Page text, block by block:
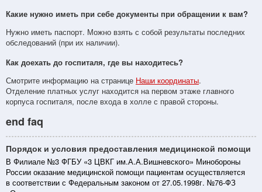
Какие нужно иметь при себе документы при обращении к вам?
Нужно иметь паспорт. Можно взять с собой результаты последних
обследований (при их наличии).
Как доехать до госпиталя, где вы находитесь?
Смотрите информацию на странице Наши координаты.
Отделение платных услуг находится на первом этаже главного
корпуса госпиталя, после входа в холле с правой стороны.
end faq
Порядок и условия предоставления медицинской помощи
В Филиале №3 ФГБУ «3 ЦВКГ им.А.А.Вишневского» Минобороны
России оказание медицинской помощи пациентам осуществляется
в соответствии с Федеральным законом от 27.05.1998г. №76-ФЗ